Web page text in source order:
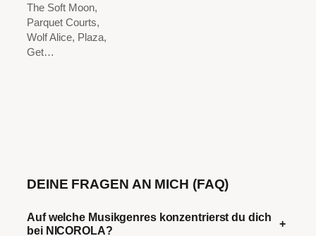
The Soft Moon,
Parquet Courts,
Wolf Alice, Plaza,
Get…
DEINE FRAGEN AN MICH (FAQ)
Auf welche Musikgenres konzentrierst du dich
bei NICOROLA?
+